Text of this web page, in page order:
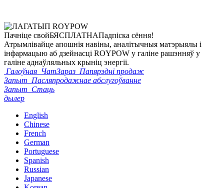
Пачніце свойБЯСПЛАТНАПадпіска сёння!
Атрымлівайце апошнія навіны, аналітычныя матэрыялы і
інфармацыю аб дзейнасці ROYPOW у галіне рашэнняў у
галіне аднаўляльных крыніц энергіі.
Галоўная ЧатЗараз Папярэдні продаж
Запыт Пасляпродажнае абслугоўванне
Запыт Стаць
дылер
English
Chinese
French
German
Portuguese
Spanish
Russian
Japanese